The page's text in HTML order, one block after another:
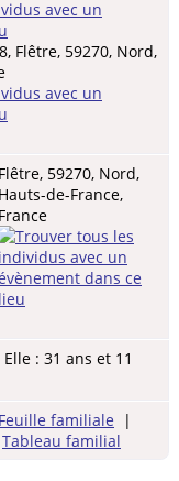
Flêtre, 59270, Nord,
Flêtre, 59270, Nord,
Hauts-de-France,
France
: 31 ans et 11
Feuille familiale |
Tableau familial